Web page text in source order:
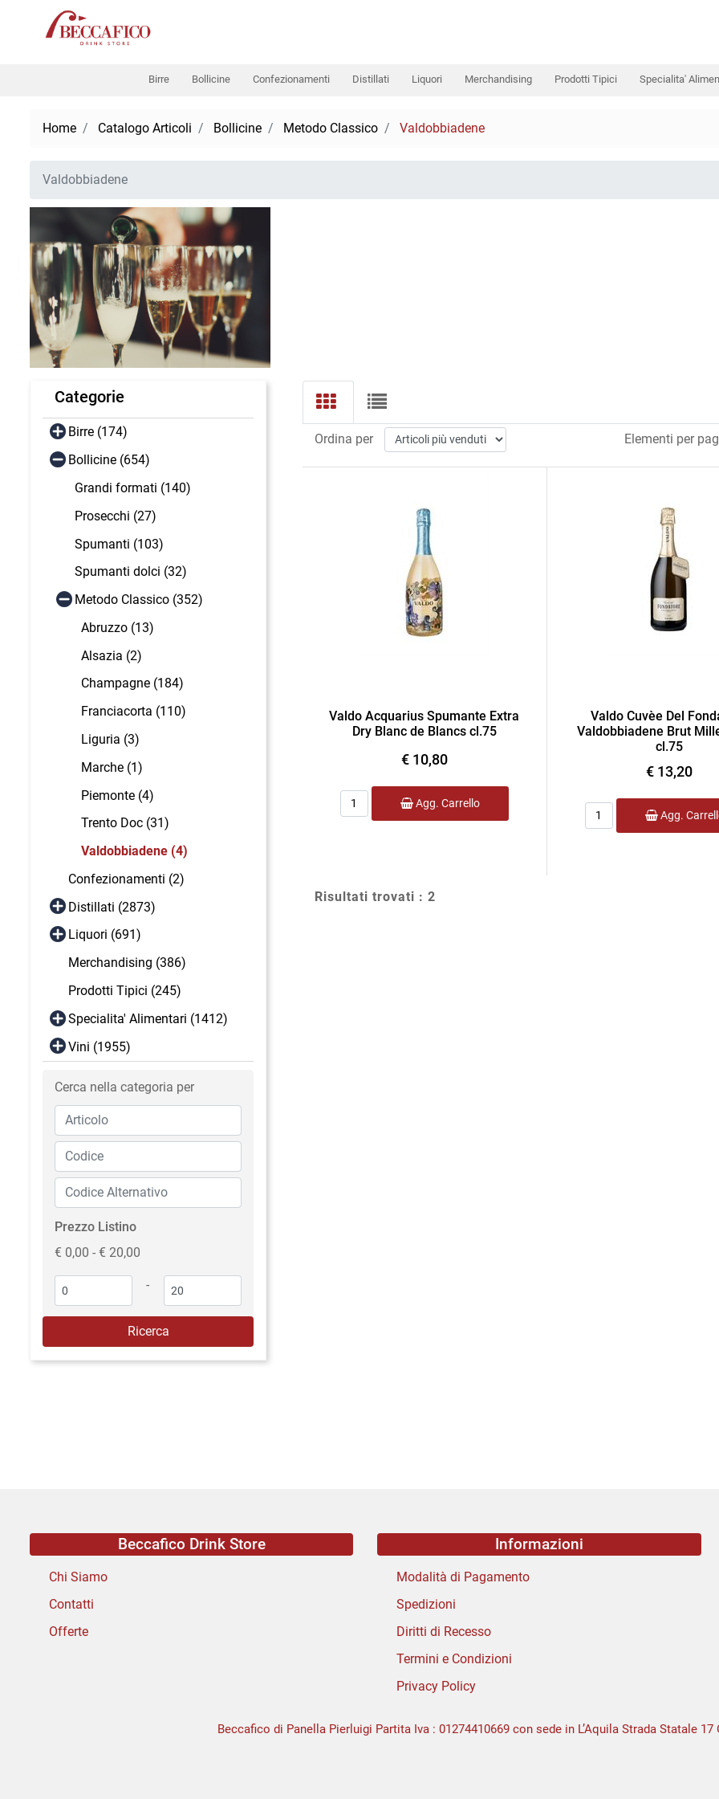
Birre Bollicine Confezionamenti Distillati Liquori Merchandising Prodotti Tipici Specialita'
Home Catalogo Articoli Bollicine Metodo Classico Valdobbiadene
Valdobbiadene
Categorie
Birre (174)
Bollicine (654)
Grandi formati (140)
Prosecchi (27)
Spumanti (103)
Spumanti dolci (32)
Metodo Classico (352)
Abruzzo (13)
Alsazia (2)
Champagne (184)
Franciacorta (110)
Liguria (3)
Marche (1)
Piemonte (4)
Trento Doc (31)
Valdobbiadene (4)
Confezionamenti (2)
Distillati (2873)
Liquori (691)
Merchandising (386)
Prodotti Tipici (245)
Specialita' Alimentari (1412)
Vini (1955)
Cerca nella categoria per
Prezzo Listino
€ 0,00 - € 20,00
-
Ordina per Elementi per
Valdo Acquarius Spumante Extra
Dry Blanc de Blancs cl.75
€ 10,80
Quantità
Agg. Carrello
Valdo Cuvèe Del
Valdobbiadene Brut
cl.75
€ 13,20
Quantità
Agg.
Risultati trovati : 2
Beccafico Drink Store
Chi Siamo
Contatti
Offerte
Informazioni
Modalità di Pagamento
Spedizioni
Diritti di Recesso
Termini e Condizioni
Privacy Policy
Beccafico di Panella Pierluigi Partita Iva : 01274410669 con sede in L’Aquila Strada Statale 17